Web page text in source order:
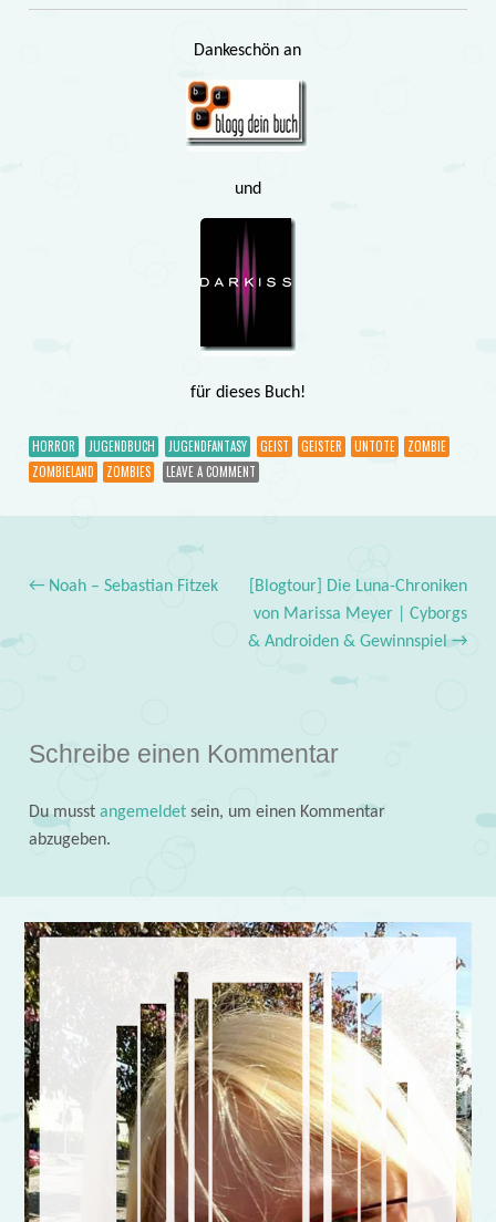
Dankeschön an
und
für dieses Buch!
HORROR JUGENDBUCH JUGENDFANTASY GEIST GEISTER UNTOTE
ZOMBIE
ZOMBIELAND
ZOMBIES LEAVE A COMMENT
Post navigation
←Noah – Sebastian Fitzek
[Blogtour] Die Luna-Chroniken
von Marissa Meyer | Cyborgs
& Androiden & Gewinnspiel→
Schreibe einen Kommentar
Du musst angemeldetsein, um einen Kommentar
abzugeben.